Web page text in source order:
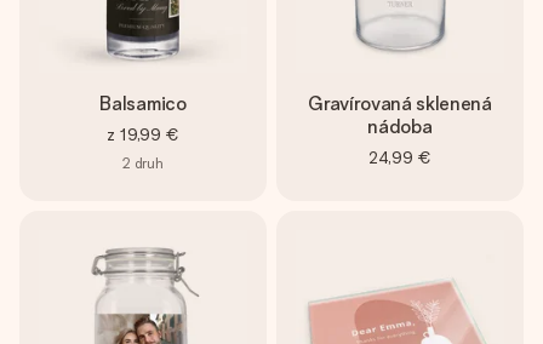
Balsamico
z 19,99 €
2 druh
Gravírovaná sklenená
nádoba
24,99 €